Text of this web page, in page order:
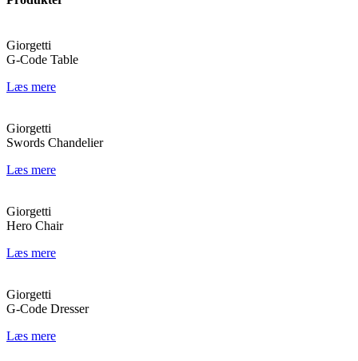
Giorgetti
G-Code Table
Læs mere
Giorgetti
Swords Chandelier
Læs mere
Giorgetti
Hero Chair
Læs mere
Giorgetti
G-Code Dresser
Læs mere